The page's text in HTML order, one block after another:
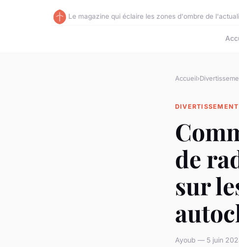
Le magazine qui éclaire les zones d'ombre de
Accueil›
DIVERTISSEMENT
de
sur
Ayoub — 5 juin